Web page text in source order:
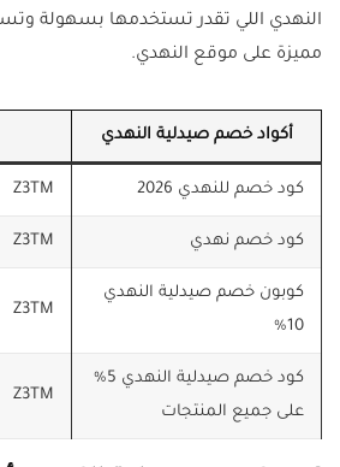
النهدي اللي تقدر تستخدمها بسهولة
مميزة على موقع النهدي.
أكواد خصم صيدلية النهدي
كود خصم للنهدي 2026 Z3TM
كود خصم نهدي Z3TM
كوبون خصم صيدلية النهدي
10%
Z3TM
كود خصم صيدلية النهدي 5%
على جميع المنتجات
Z3TM